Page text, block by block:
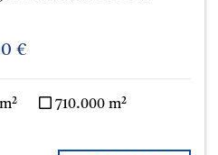
€
710.000 m²